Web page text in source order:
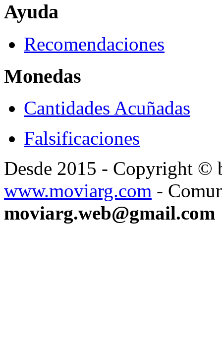
Ayuda
Recomendaciones
Monedas
Cantidades Acuñadas
Falsificaciones
Desde 2015 - Copyright ©
www.moviarg.com -
moviarg.web@gmail.com